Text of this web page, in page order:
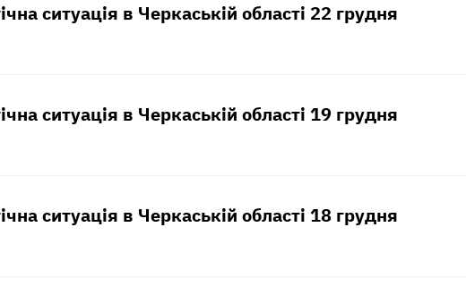
ситуація в Черкаській області 22 грудня
ситуація в Черкаській області 19 грудня
ситуація в Черкаській області 18 грудня